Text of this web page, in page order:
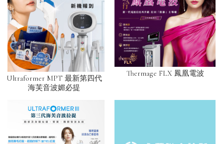
Ultraformer MPT 最新第四代
海芙音波媚必提
Thermage FLX 鳳凰電波